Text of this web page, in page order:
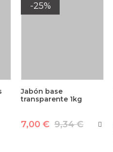
-25%
Jabón base
transparente 1kg
7,00 € 9,34 €